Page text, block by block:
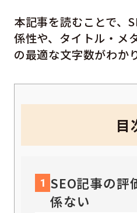
本記事を読むことで、
係性や、タイトル・メ
の最適な文字数がわか
目
1 SEO記事の評
係ない